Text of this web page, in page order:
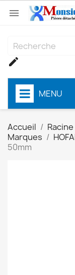


MENU
Accueil Racine
Marques
50mm